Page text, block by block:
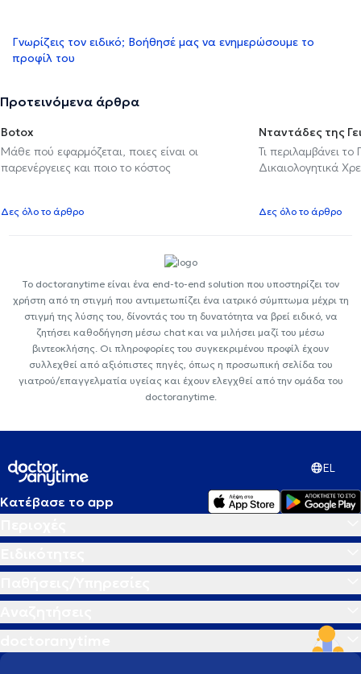
Γνωρίζεις τον ειδικό; Βοήθησέ μας να ενημερώσουμε το
προφίλ του
Προτεινόμενα άρθρα
Botox
Μάθε πού εφαρμόζεται, ποιες είναι οι
παρενέργειες και ποιο το κόστος
Δες όλο το άρθρο
Νταντάδες της
Τι περιλαμβάνει
Δικαιολογητικά
Δες όλο το άρθρο
Το doctoranytime είναι ένα end-to-end solution που υποστηρίζει τον
χρήστη από τη στιγμή που αντιμετωπίζει ένα ιατρικό σύμπτωμα μέχρι τη
στιγμή της λύσης του, δίνοντάς του τη δυνατότητα να βρεί ειδικό, να
ζητήσει καθοδήγηση μέσω chat και να μιλήσει μαζί του μέσω
βιντεοκλήσης. Οι πληροφορίες του συγκεκριμένου προφίλ έχουν
συλλεχθεί από αξιόπιστες πηγές, όπως η προσωπική σελίδα του
γιατρού/επαγγελματία υγείας και έχουν ελεγχθεί από την ομάδα του
doctoranytime.
EL
Κατέβασε το app